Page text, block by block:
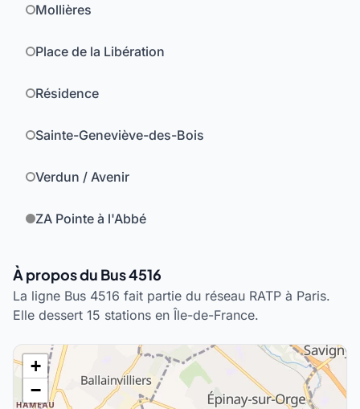
Mollières
Place de la Libération
Résidence
Sainte-Geneviève-des-Bois
Verdun / Avenir
ZA Pointe à l'Abbé
À propos du Bus 4516
La ligne Bus 4516 fait partie du réseau RATP à Paris.
Elle dessert 15 stations en Île-de-France.
+
−